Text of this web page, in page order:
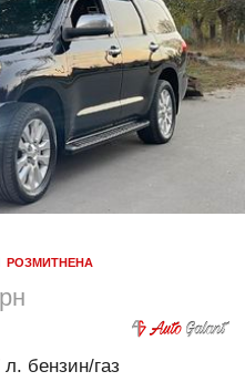
РОЗМИТНЕНА
л. бензин/газ